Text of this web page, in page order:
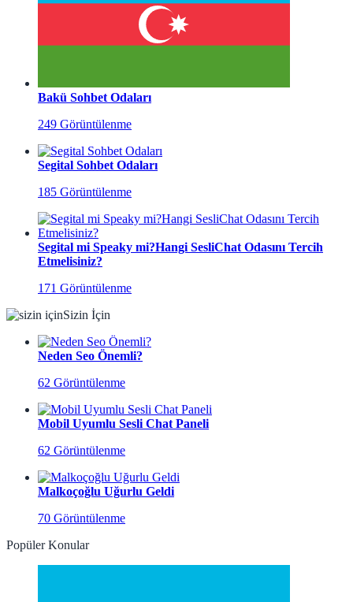
Bakü Sohbet Odaları
249 Görüntülenme
Segital Sohbet Odaları
185 Görüntülenme
Segital mi Speaky mi?Hangi SesliChat Odasını Tercih
Etmelisiniz?
171 Görüntülenme
Sizin İçin
Neden Seo Önemli?
62 Görüntülenme
Mobil Uyumlu Sesli Chat Paneli
62 Görüntülenme
Malkoçoğlu Uğurlu Geldi
70 Görüntülenme
Popüler Konular